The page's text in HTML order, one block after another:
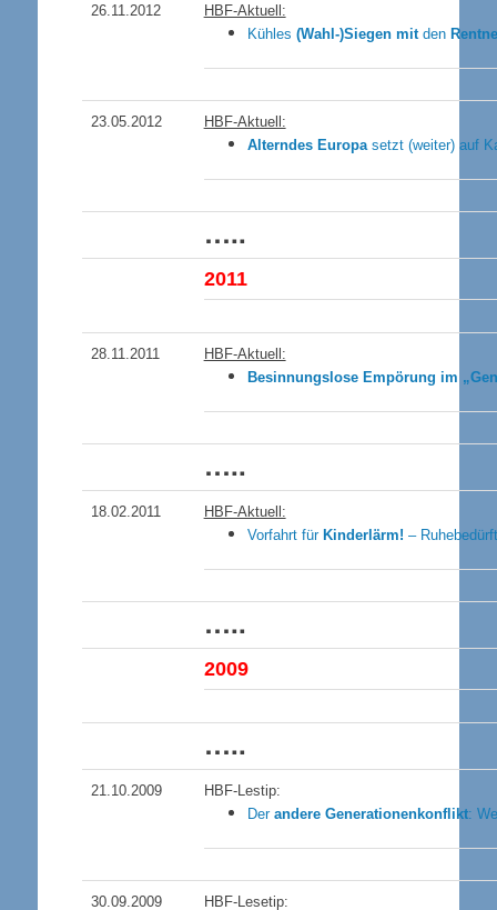
26.11.2012
HBF-Aktuell:
Kühles (Wahl-)Siegen mitden
23.05.2012
HBF-Aktuell:
Alterndes Europasetzt (weiter) auf
…..
2011
28.11.2011
HBF-Aktuell:
Besinnungslose Empörung im
…..
18.02.2011
HBF-Aktuell:
Vorfahrt für Kinderlärm! –
…..
2009
…..
21.10.2009
HBF-Lestip:
Der andere Generationenkonflikt:
30.09.2009 HBF-Lesetip: